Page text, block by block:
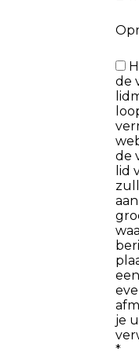
de
de
lid
je
*